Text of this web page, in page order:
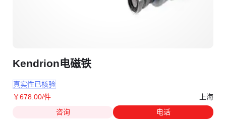
Kendrion电磁铁
真实性已核验
￥678.00/件
上海
咨询
电话